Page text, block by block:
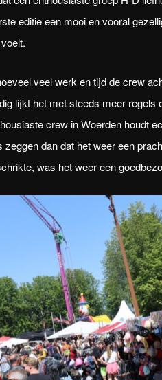
editie een mooi en vooral
veel werk en tijd de crew
lijkt het met steeds meer
crew in Woerden houdt
zeggen dan dat het weer een
was het weer een